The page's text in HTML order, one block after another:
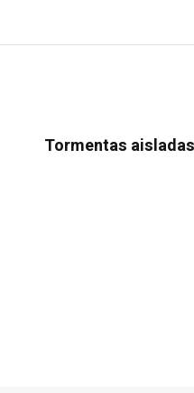
Tormentas